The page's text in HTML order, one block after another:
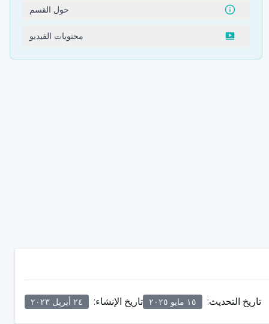
حول القسم
محتويات الفيديو
تاريخ التحديث: ١٥ مايو ٢٠٢٥ تاريخ الإنشاء: ٢٤ أبريل ٢٠٢٣